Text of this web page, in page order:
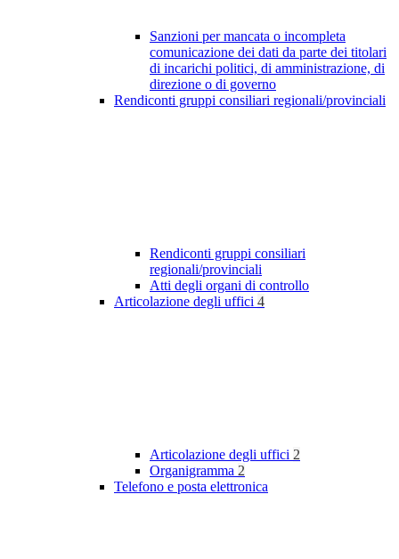
Sanzioni per mancata o incompleta
comunicazione dei dati da parte dei titolari
di incarichi politici, di amministrazione, di
direzione o di governo
Rendiconti gruppi consiliari regionali/provinciali
Rendiconti gruppi consiliari
regionali/provinciali
Atti degli organi di controllo
Articolazione degli uffici 4
Articolazione degli uffici 2
Organigramma 2
Telefono e posta elettronica